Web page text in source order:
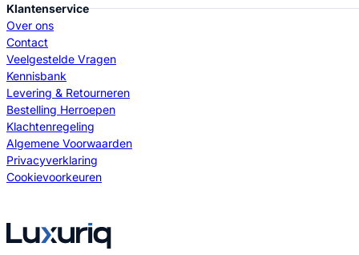
Klantenservice
Over ons
Contact
Veelgestelde Vragen
Kennisbank
Levering & Retourneren
Bestelling Herroepen
Klachtenregeling
Algemene Voorwaarden
Privacyverklaring
Cookievoorkeuren